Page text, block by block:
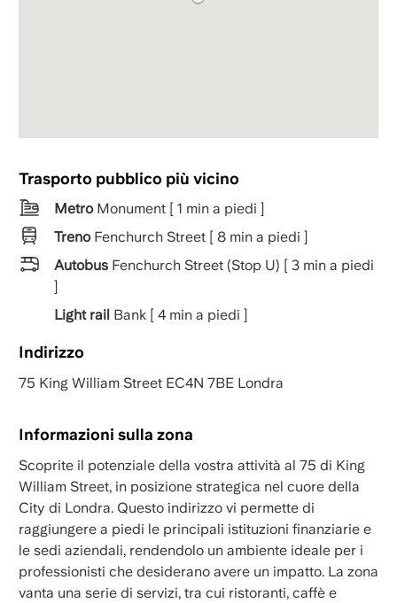
Trasporto pubblico più vicino
MetroMonument [ 1 min a piedi ]
TrenoFenchurch Street [ 8 min a piedi ]
AutobusFenchurch Street (Stop U) [ 3 min a piedi
]
Light rail Bank [ 4 min a piedi ]
Indirizzo
75 King William Street EC4N 7BE Londra
Informazioni sulla zona
Scoprite il potenziale della vostra attività al 75 di King
William Street, in posizione strategica nel cuore della
City di Londra. Questo indirizzo vi permette di
raggiungere a piedi le principali istituzioni finanziarie e
le sedi aziendali, rendendolo un ambiente ideale per i
professionisti che desiderano avere un impatto. La zona
vanta una serie di servizi, tra cui ristoranti, caffè e